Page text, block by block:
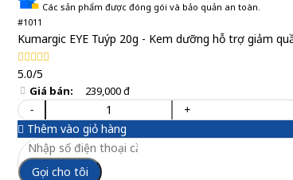
Các sản phẩm được đóng gói và bảo quản an toàn.
#1011
Kumargic EYE Tuýp 20g - Kem dưỡng hỗ trợ giảm
5.0/5
Giá bán: 239,000 đ
-
+
Thêm vào giỏ hàng
Gọi cho tôi